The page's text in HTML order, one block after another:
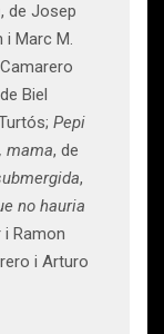
, de Josep
i Marc M.
Biel
Pepi
mama, de
,
no hauria
i Ramon
i Arturo